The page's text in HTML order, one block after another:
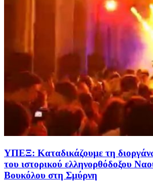
ΥΠΕΞ: Καταδικάζουμε τη
του ιστορικού ελληνορθόδοξου
Βουκόλου στη Σμύρνη